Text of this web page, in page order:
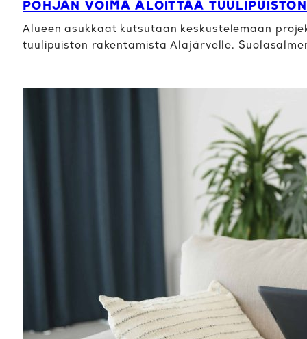
POHJAN VOIMA ALOITTAA
Alueen asukkaat kutsutaan keskustelemaan
tuulipuiston rakentamista Alajärvelle.